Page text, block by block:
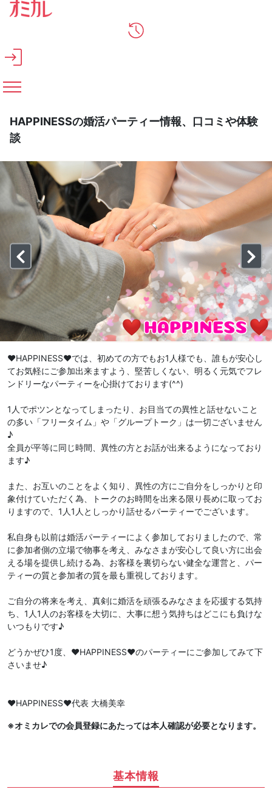
メインコンテンツへスキップ
HAPPINESSの婚活パーティー情報、口コミや体験
談
♥️HAPPINESS♥️では、初めての方でもお1人様でも、誰もが安心し
てお気軽にご参加出来ますよう、堅苦しくない、明るく元気でフレ
ンドリーなパーティーを心掛けております(^^)
1人でポツンとなってしまったり、お目当ての異性と話せないこと
の多い「フリータイム」や「グループトーク」は一切ございません
♪
全員が平等に同じ時間、異性の方とお話が出来るようになっており
ます♪
また、お互いのことをよく知り、異性の方にご自分をしっかりと印
象付けていただく為、トークのお時間を出来る限り長めに取ってお
りますので、1人1人としっかり話せるパーティーでございます。
私自身も以前は婚活パーティーによく参加しておりましたので、常
に参加者側の立場で物事を考え、みなさまが安心して良い方に出会
える場を提供し続ける為、お客様を裏切らない健全な運営と、パー
ティーの質と参加者の質を最も重視しております。
ご自分の将来を考え、真剣に婚活を頑張るみなさまを応援する気持
ち、1人1人のお客様を大切に、大事に想う気持ちはどこにも負けな
いつもりです♪
どうかぜひ1度、♥️HAPPINESS♥️のパーティーにご参加してみて下
さいませ♪
♥️HAPPINESS♥️代表 大橋美幸
※オミカレでの会員登録にあたっては本人確認が必要となります。
基本情報